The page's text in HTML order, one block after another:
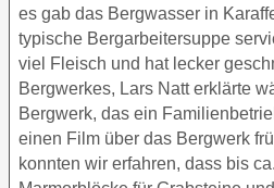
es gab das Bergwasser in
typische Bergarbeitersuppe
viel Fleisch und hat lecker
Bergwerkes, Lars Natt erklärte
Bergwerk, das ein
einen Film über das Bergwerk
konnten wir erfahren, dass bis